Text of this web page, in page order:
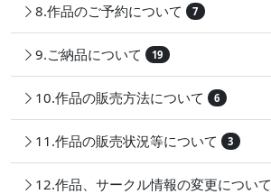
8.作品のご予約について 7
9.ご納品について 19
10.作品の販売方法について 6
11.作品の販売状況等について 3
12.作品、サークル情報の変更について